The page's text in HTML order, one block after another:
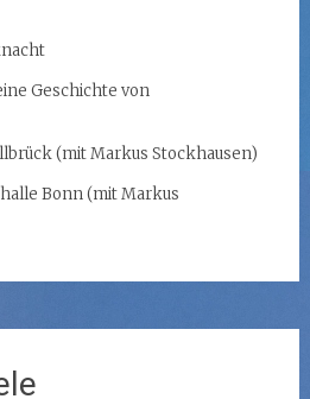
Geschichte von
(mit Markus Stockhausen)
Bonn (mit Markus